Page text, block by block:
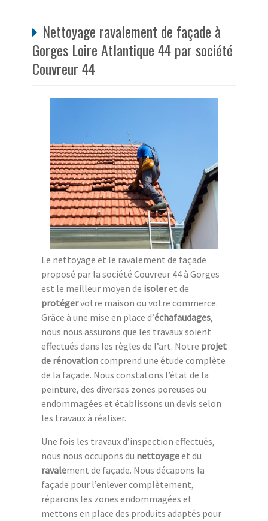
Nettoyage ravalement de façade à
Gorges Loire Atlantique 44 par société
Couvreur 44
Le nettoyage et le ravalement de façade
proposé par la société Couvreur 44 à Gorges
est le meilleur moyen de isoleret de
protégervotre maison ou votre commerce.
Grâce à une mise en place d’échafaudages,
nous nous assurons que les travaux soient
effectués dans les règles de l’art. Notre projet
de rénovationcomprend une étude complète
de la façade. Nous constatons l’état de la
peinture, des diverses zones poreuses ou
endommagées et établissons un devis selon
les travaux à réaliser.
Une fois les travaux d’inspection effectués,
nous nous occupons du nettoyageet du
ravalement de façade. Nous décapons la
façade pour l’enlever complètement,
réparons les zones endommagées et
mettons en place des produits adaptés pour